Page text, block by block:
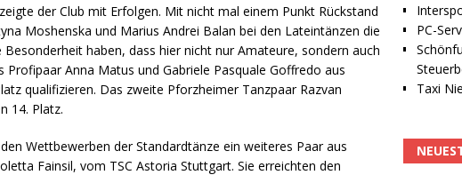
der Club mit Erfolgen. Mit nicht mal einem Punkt Rückstand
Moshenska und Marius Andrei Balan bei den Lateintänzen die
haben, dass hier nicht nur Amateure, sondern auch
Anna Matus und Gabriele Pasquale Goffredo aus
qualifizieren. Das zweite Pforzheimer Tanzpaar Razvan
14. Platz.
Wettbewerben der Standardtänze ein weiteres Paar aus
Fainsil, vom TSC Astoria Stuttgart. Sie erreichten den
PC-
Taxi